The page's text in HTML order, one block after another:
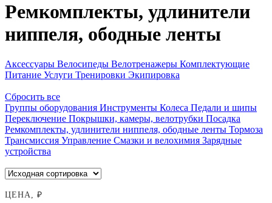
Ремкомплекты, удлинители
ниппеля, ободные ленты
Аксессуары Велосипеды Велотренажеры Комплектующие
Питание Услуги Тренировки Экипировка
Сбросить все
Группы оборудования Инструменты Колеса Педали и шипы
Переключение Покрышки, камеры, велотрубки Посадка
Ремкомплекты, удлинители ниппеля, ободные ленты Тормоза
Трансмиссия Управление Смазки и велохимия Зарядные
устройства
ЦЕНА, ₽